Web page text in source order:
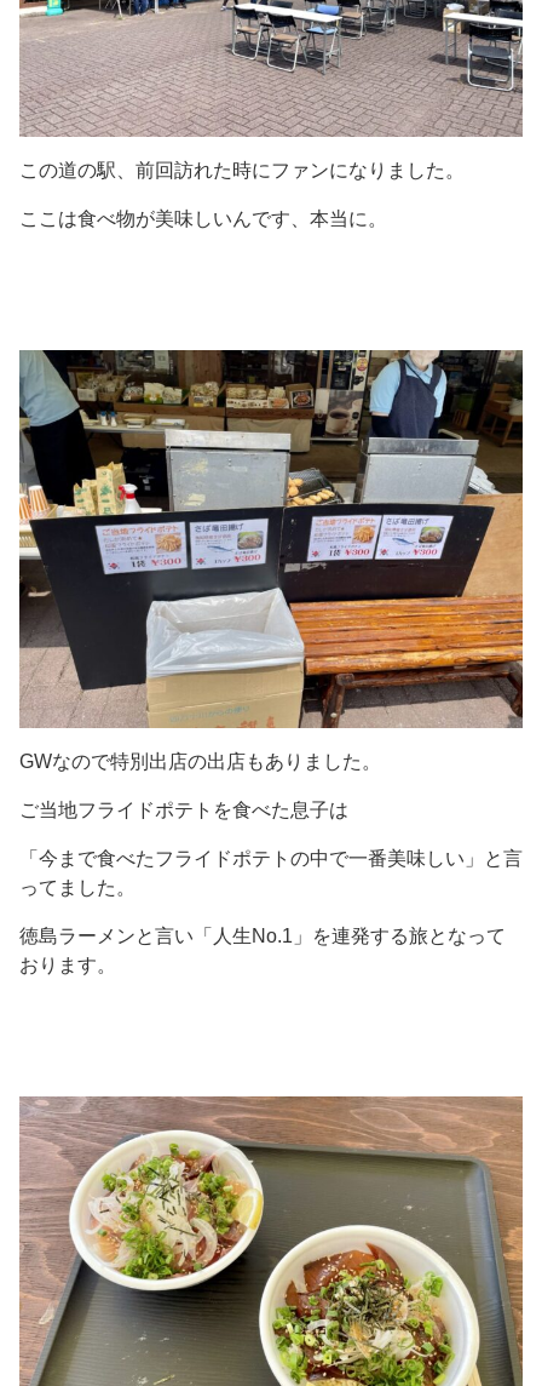
この道の駅、前回訪れた時にファンになりました。
ここは食べ物が美味しいんです、本当に。
GWなので特別出店の出店もありました。
ご当地フライドポテトを食べた息子は
「今まで食べたフライドポテトの中で一番美味しい」と言
ってました。
徳島ラーメンと言い「人生No.1」を連発する旅となって
おります。